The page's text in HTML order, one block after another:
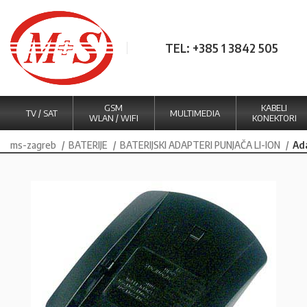
TEL: +385 1 3842 505
TV / SAT
GSM
WLAN / WIFI
MULTIMEDIA
KABELI
KONEKTORI
ms-zagreb BATERIJE BATERIJSKI ADAPTERI PUNJAČA LI-ION